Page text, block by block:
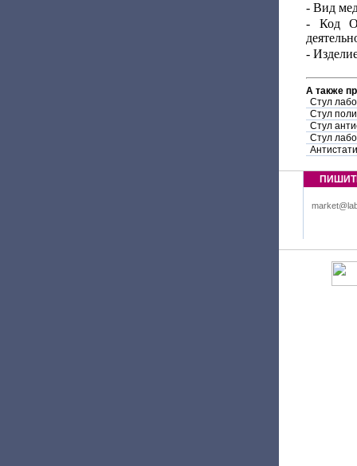
- Вид
- Код
-
А также
Стул
Стул
Стул
Стул